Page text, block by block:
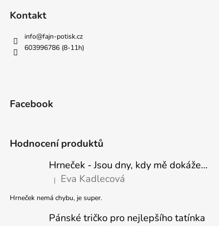
Kontakt
info@fajn-potisk.cz
603996786 (8-11h)
Facebook
Hodnocení produktů
Hrneček - Jsou dny, kdy mě dokáže nasrat i vzduch - Sova
Hodnocení produktu je 5 z 5 hvězdiček.
| Eva Kadlecová
Hrneček nemá chybu, je super.
Pánské tričko pro nejlepšího tatínka